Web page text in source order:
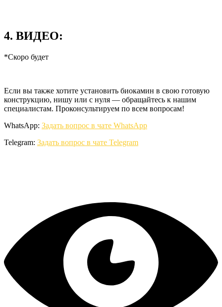
4. ВИДЕО:
*Скоро будет
Если вы также хотите установить биокамин в свою готовую
конструкцию, нишу или с нуля — обращайтесь к нашим
специалистам. Проконсультируем по всем вопросам!
WhatsApp: Задать вопрос в чате WhatsApp
Telegram: Задать вопрос в чате Telegram